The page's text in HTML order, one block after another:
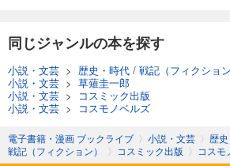
同じジャンルの本を探す
小説・文芸 > 歴史・時代 / 戦記（フィクション
小説・文芸 > 草薙圭一郎
小説・文芸 >
コスミック出版
小説・文芸 > コスモノベルズ
電子書籍・漫画 ブックライブ 〉 小説・文芸 〉 歴
戦記（フィクション）
〉 コスミック出版 〉 コスモ